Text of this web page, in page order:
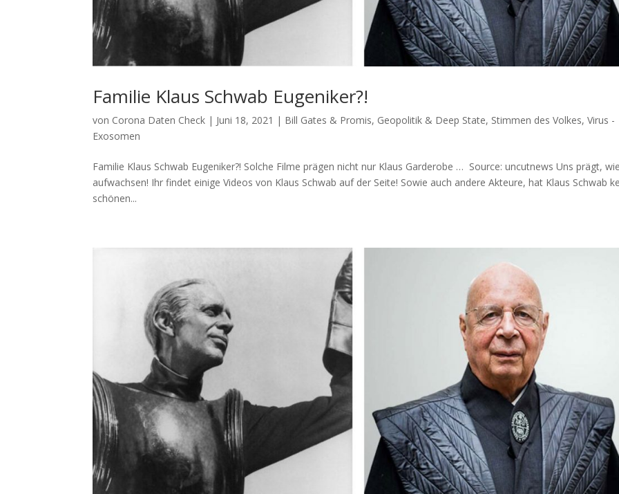
Familie Klaus Schwab Eugeniker?!
von Corona Daten Check | Juni 18, 2021 | Bill Gates & Promis, Geopolitik & Deep State, Stimmen des Volkes,Virus -
Exosomen
Familie Klaus Schwab Eugeniker?! Sol­che Fil­me prä­gen nicht nur Klaus Garderobe … Source: uncut­news Uns prägt,
aufwachsen! Ihr fin­det eini­ge Vide­os von Klaus Schwab auf der Sei­te! Sowie auch ande­re Akteu­re, hat Klaus Schwab
schö­nen...